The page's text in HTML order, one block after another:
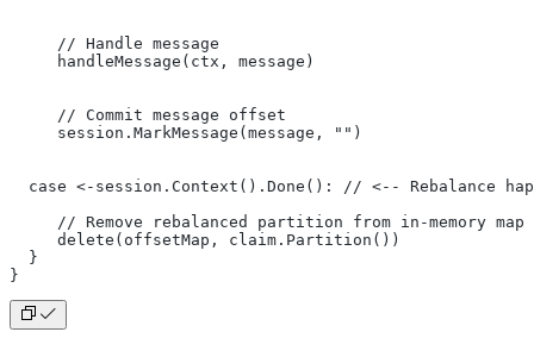
     // Handle message
     handleMessage(ctx, message)
     // Commit message offset
     session.MarkMessage(message, "")
case <-session.Context().Done(): // <-- Rebalance
     // Remove rebalanced partition from in-memory map
     delete(offsetMap, claim.Partition())
  }
}